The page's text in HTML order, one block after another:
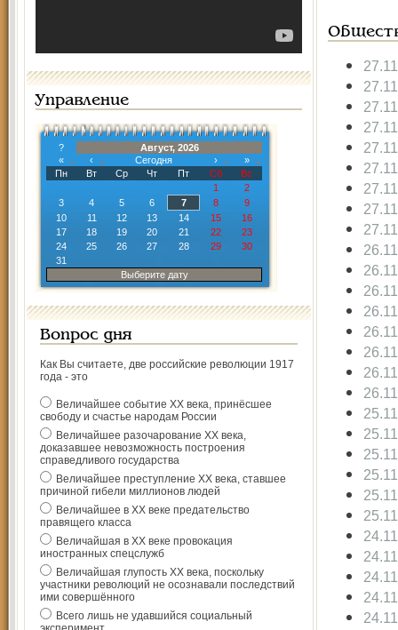
Управление
?
Август, 2026
«
‹ Сегодня ›
»
Пн
Вт Ср Чт Пт Сб
Вс
1
2
3
4 5 6 7 8
9
10
11 12 13 14 15
16
17
18 19 20 21 22
23
24
25 26 27 28 29
30
31
Выберите дату
Вопрос дня
Как Вы считаете, две российские революции 1917
года - это
Величайшее событие ХХ века, принёсшее
свободу и счастье народам России
Величайшее разочарование ХХ века,
доказавшее невозможность построения
справедливого государства
Величайшее преступление ХХ века, ставшее
причиной гибели миллионов людей
Величайшее в ХХ веке предательство
правящего класса
Величайшая в ХХ веке провокация
иностранных спецслужб
Величайшая глупость ХХ века, поскольку
участники революций не осознавали последствий
ими совершённого
Всего лишь не удавшийся социальный